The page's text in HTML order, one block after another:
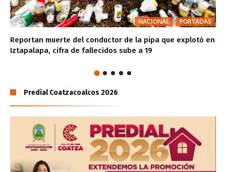
NACIONAL PORTADAS
Reportan muerte del conductor de la pipa que explotó en
Iztapalapa, cifra de fallecidos sube a 19
Predial Coatzacoalcos 2026